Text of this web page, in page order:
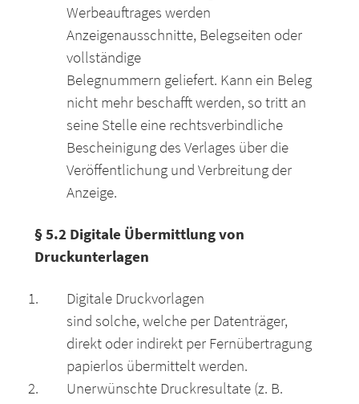
Werbeauftrages werden
Anzeigenausschnitte, Belegseiten oder
vollständige
Belegnummern geliefert. Kann ein Beleg
nicht mehr beschafft werden, so tritt an
seine Stelle eine rechtsverbindliche
Bescheinigung des Verlages über die
Veröffentlichung und Verbreitung der
Anzeige.
§ 5.2 Digitale Übermittlung von
Druckunterlagen
Digitale Druckvorlagen
sind solche, welche per Datenträger,
direkt oder indirekt per Fernübertragung
papierlos übermittelt werden.
Unerwünschte Druckresultate (z. B.